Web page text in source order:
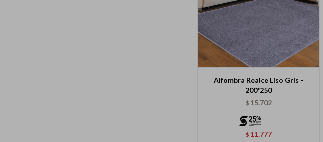
Alfombra Realce Liso Gris -
200*250
$ 15.702
$ 11.777